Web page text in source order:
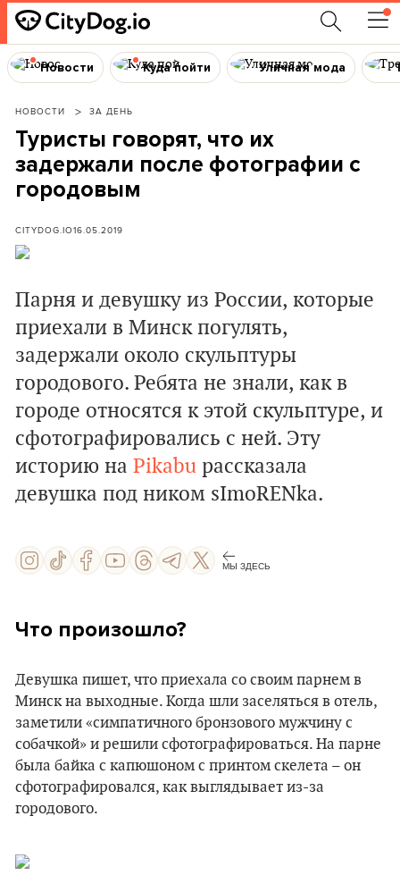
Новости Куда пойти Уличная мода
НОВОСТИ ЗА ДЕНЬ
Туристы говорят, что их
задержали после фотографии с
городовым
CITYDOG.IO16.05.2019
Парня и девушку из России, которые
приехали в Минск погулять,
задержали около скульптуры
городового. Ребята не знали, как в
городе относятся к этой скульптуре, и
сфотографировались с ней. Эту
историю на Pikabu рассказала
девушка под ником sImoRENka.
МЫ ЗДЕСЬ
Что произошло?
Девушка пишет, что приехала со своим парнем в
Минск на выходные. Когда шли заселяться в отель,
заметили «симпатичного бронзового мужчину с
собачкой» и решили сфотографироваться. На парне
была байка с капюшоном с принтом скелета – он
сфотографировался, как выглядывает из-за
городового.